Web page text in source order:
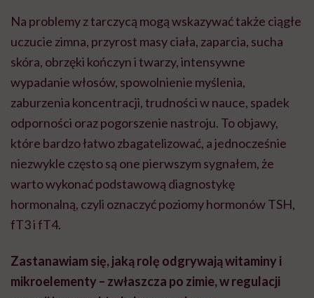
Na problemy z tarczycą mogą wskazywać także ciągłe
uczucie zimna, przyrost masy ciała, zaparcia, sucha
skóra, obrzęki kończyn i twarzy, intensywne
wypadanie włosów, spowolnienie myślenia,
zaburzenia koncentracji, trudności w nauce, spadek
odporności oraz pogorszenie nastroju. To objawy,
które bardzo łatwo zbagatelizować, a jednocześnie
niezwykle często są one pierwszym sygnałem, że
warto wykonać podstawową diagnostykę
hormonalną, czyli oznaczyć poziomy hormonów TSH,
fT3 i fT4.
Zastanawiam się, jaką rolę odgrywają witaminy i
mikroelementy – zwłaszcza po zimie, w regulacji